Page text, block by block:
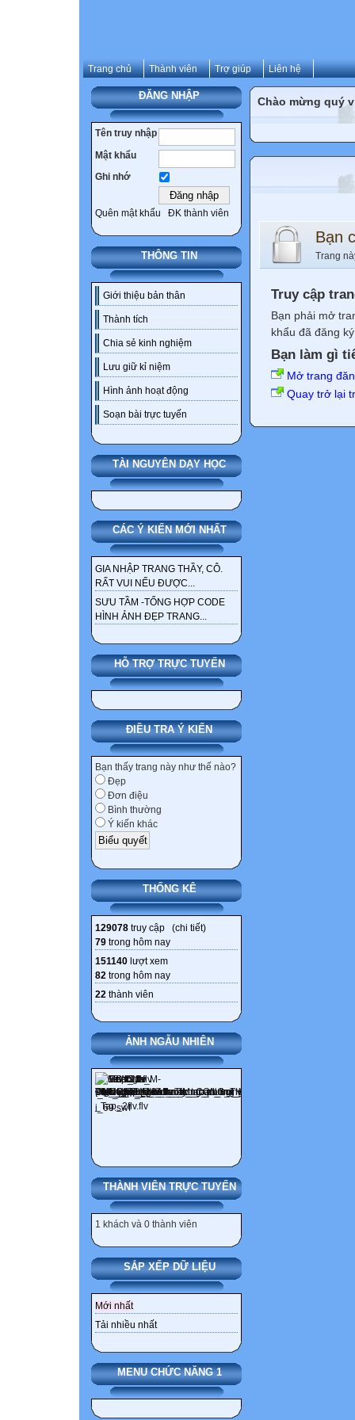
Trang chủ Thành viên Trợ giúp Liên hệ
ĐĂNG NHẬP
Tên truy nhập
Mật khẩu
Ghi nhớ
Quên mật khẩu ĐK thành viên
THÔNG TIN
Giới thiệu bản thân
Thành tích
Chia sẻ kinh nghiệm
Lưu giữ kỉ niệm
Hình ảnh hoạt động
Soạn bài trực tuyến
TÀI NGUYÊN DẠY HỌC
CÁC Ý KIẾN MỚI NHẤT
GIA NHẬP TRANG THẦY, CÔ.
RẤT VUI NẾU ĐƯỢC...
SƯU TẦM -TỔNG HỢP CODE
HÌNH ẢNH ĐẸP TRANG...
HỖ TRỢ TRỰC TUYẾN
ĐIỀU TRA Ý KIẾN
Bạn thấy trang này như thế nào?
Đẹp
Đơn điệu
Bình thường
Ý kiến khác
THỐNG KÊ
129078 truy cập (chi tiết)
79 trong hôm nay
151140 lượt xem
82 trong hôm nay
22 thành viên
ẢNH NGẪU NHIÊN
THÀNH VIÊN TRỰC TUYẾN
1 khách và 0 thành viên
SẮP XẾP DỮ LIỆU
Mới nhất
Tải nhiều nhất
MENU CHỨC NĂNG 1
Chào mừng quý
Bạn
Trang
Truy cập
Bạn phải mở
khẩu đã đăng
Bạn làm gì
Mở trang
Quay trở lại